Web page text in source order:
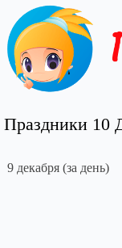
Праздники 10
9 декабря (за день)